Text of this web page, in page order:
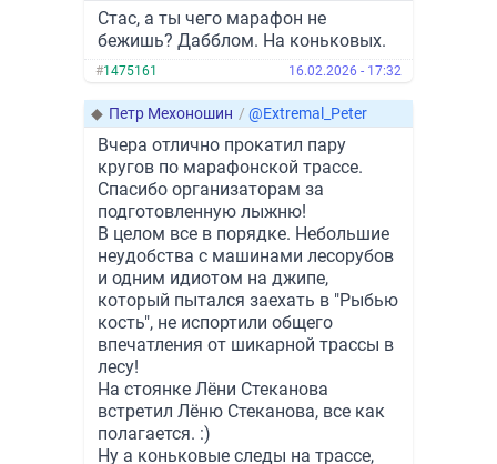
Стас, а ты чего марафон не
бежишь? Дабблом. На коньковых.
#1475161 16.02.2026 - 17:32
◆ Петр Мехоношин / @Extremal_Peter
Вчера отлично прокатил пару
кругов по марафонской трассе.
Спасибо организаторам за
подготовленную лыжню!
В целом все в порядке. Небольшие
неудобства с машинами лесорубов
и одним идиотом на джипе,
который пытался заехать в "Рыбью
кость", не испортили общего
впечатления от шикарной трассы в
лесу!
На стоянке Лёни Стеканова
встретил Лёню Стеканова, все как
полагается. :)
Ну а коньковые следы на трассе,